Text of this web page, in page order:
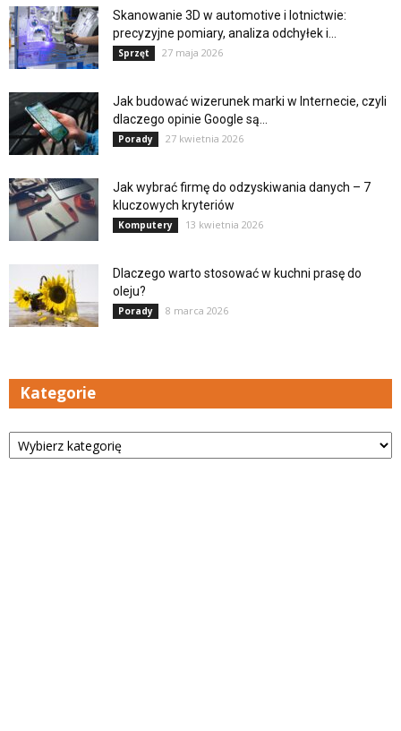
Skanowanie 3D w automotive i lotnictwie:
precyzyjne pomiary, analiza odchyłek i...
Sprzęt 27 maja 2026
Jak budować wizerunek marki w Internecie, czyli
dlaczego opinie Google są...
Porady 27 kwietnia 2026
Jak wybrać firmę do odzyskiwania danych – 7
kluczowych kryteriów
Komputery 13 kwietnia 2026
Dlaczego warto stosować w kuchni prasę do
oleju?
Porady 8 marca 2026
Kategorie
Kategorie